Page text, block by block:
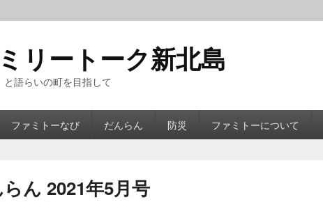
リートーク新北島
と語らいの町を目指して
ファミトーなび だんらん 防災 ファミトーについて
ん 2021年5月号